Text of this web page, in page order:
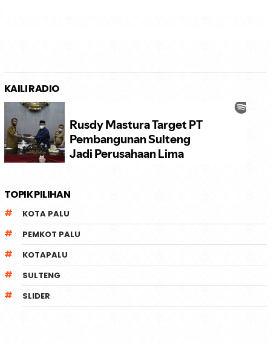
KAILI RADIO
TOPIK PILIHAN
KOTA PALU
PEMKOT PALU
KOTAPALU
SULTENG
SLIDER